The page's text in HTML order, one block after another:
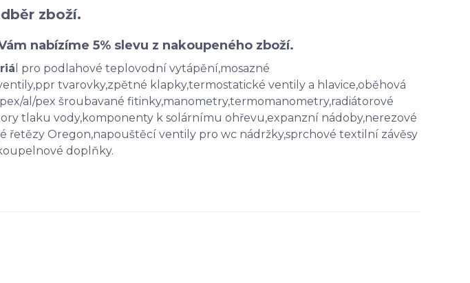
zboží.
nabízíme 5% slevu z nakoupeného zboží.
l pro podlahové teplovodní vytápění,mosazné
tvarovky,zpětné klapky,termostatické ventily a hlavice,oběhová
al/pex šroubavané fitinky,manometry,termomanometry,radiátorové
tlaku vody,komponenty k solárnímu ohřevu,expanzní nádoby,nerezové
řetězy Oregon,napouštěcí ventily pro wc nádržky,sprchové textilní závěsy
doplňky.